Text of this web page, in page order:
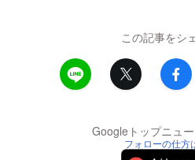
この記事をシ
Googleトップニュ
フォローの仕方